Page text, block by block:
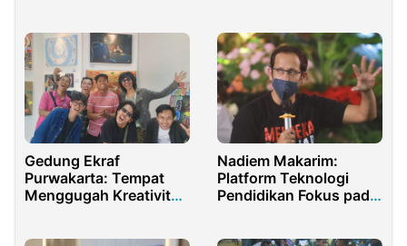
Gedung Ekraf
Purwakarta: Tempat
Menggugah Kreativitas
Nadiem Makarim:
Platform Teknologi
Pendidikan Fokus pada